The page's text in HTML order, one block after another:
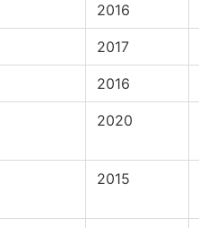
2016
2017
2016
2020
2015